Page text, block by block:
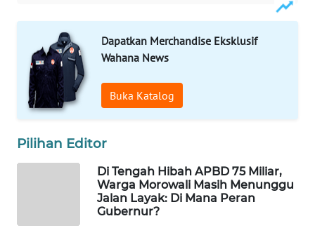
Dapatkan Merchandise Eksklusif
Wahana News
Buka Katalog
Pilihan Editor
Di Tengah Hibah APBD 75 Miliar,
Warga Morowali Masih Menunggu
Jalan Layak: Di Mana Peran
Gubernur?
WAHANA
SELEB
WAHANA
PERSONA